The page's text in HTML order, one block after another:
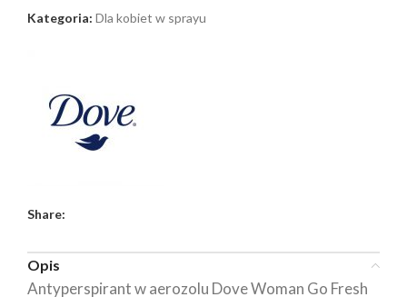
Kategoria: Dla kobiet w sprayu
Share:
Opis
Antyperspirant w aerozolu Dove Woman Go Fresh